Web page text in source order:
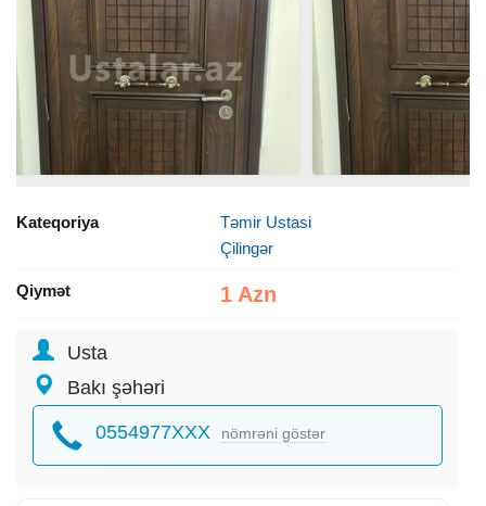
Kateqoriya
Təmir Ustasi
Çilingər
Qiymət 1 Azn
Usta
Bakı şəhəri
0554977XXX nömrəni göstər